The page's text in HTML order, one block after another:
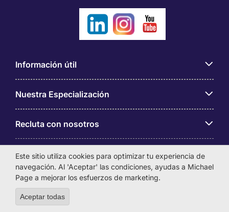
Información útil
Nuestra Especialización
Recluta con nosotros
Sobre Michael Page
Este sitio utiliza cookies para optimizar tu experiencia de
navegación. Al 'Aceptar' las condiciones, ayudas a Michael
Page a mejorar los esfuerzos de marketing.
Aceptar todas